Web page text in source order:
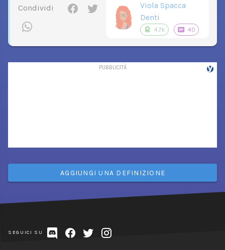
Condividi
Viola Spacca
Denti
4.7k 40
AGGIUNGI UNA DEFINIZIONE
SEGUICI SU